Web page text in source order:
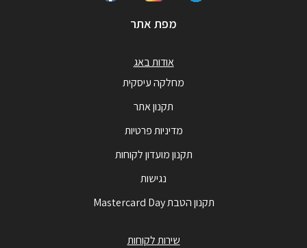
מפת אתר
אודות באג
מחלקה עיסקית
תקנון אתר
מדיניות פרטיות
תקנון מועדון לקוחות
נגישות
תקנון הטבת Mastercard Day
שירות לקוחות